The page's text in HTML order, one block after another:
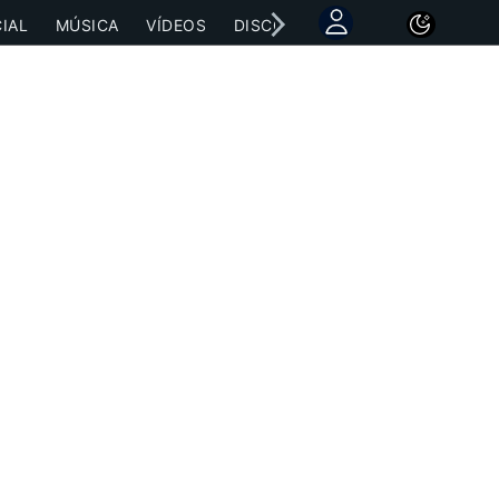
MÚSICA VÍDEOS DISCOGRAFÍAS CONCIERTOS